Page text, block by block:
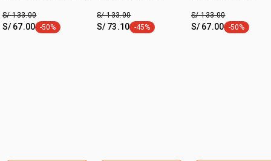
S/ 133.00
S/ 67.00 etiqueta -50%
-50%
S/ 133.00
S/ 73.10 etiqueta -45%
-45%
S/ 133.00
S/ 67.00 etiqueta -
-50%